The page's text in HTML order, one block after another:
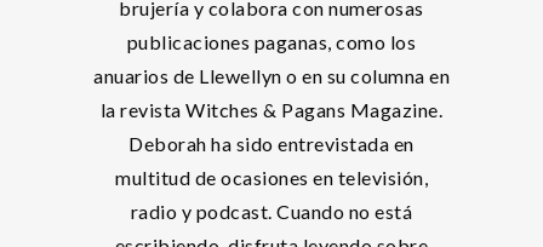
brujería y colabora con numerosas
publicaciones paganas, como los
anuarios de Llewellyn o en su columna en
la revista Witches & Pagans Magazine.
Deborah ha sido entrevistada en
multitud de ocasiones en televisión,
radio y podcast. Cuando no está